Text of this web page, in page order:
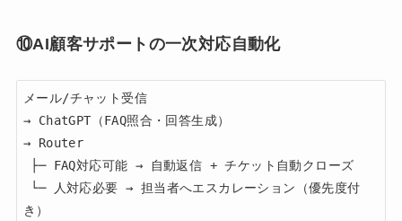
⑩AI顧客サポートの一次対応自動化
メール/チャット受信
→ ChatGPT（FAQ照合・回答生成）
→ Router
き）